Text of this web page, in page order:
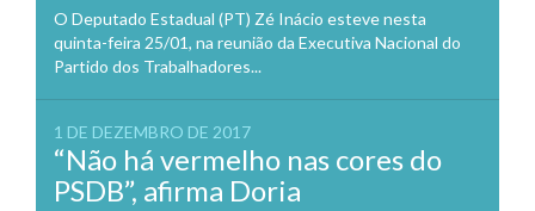
O Deputado Estadual (PT) Zé Inácio esteve nesta
quinta-feira 25/01, na reunião da Executiva Nacional do
Partido dos Trabalhadores...
1 DE DEZEMBRO DE 2017
“Não há vermelho nas cores do
PSDB”, afirma Doria